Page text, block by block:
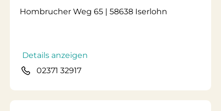
Hombrucher Weg 65 | 58638 Iserlohn
Details anzeigen
02371 32917